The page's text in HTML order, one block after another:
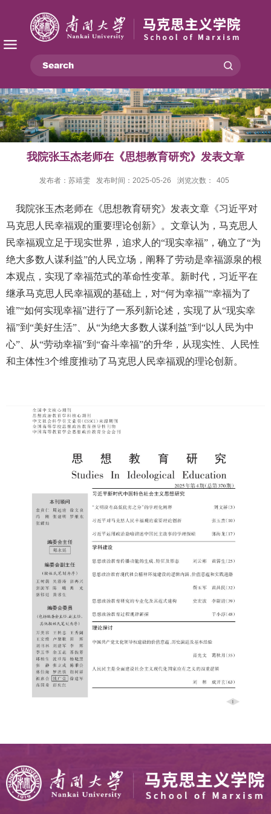
我院张玉杰老师在《思想教育研究》发表文章
发布者：苏靖雯 发布时间：2025-05-26 浏览次数： 405
我院张玉杰老师在《思想教育研究》发表文章《习近平对
马克思人民幸福观的重要理论创新》。文章认为，马克思人
民幸福观立足于现实世界，追求人的“现实幸福”，确立了“为
绝大多数人谋利益”的人民立场，阐释了劳动是幸福源泉的根
本观点，实现了幸福范式的革命性变革。新时代，习近平在
继承马克思人民幸福观的基础上，对“何为幸福”“幸福为了
谁”“如何实现幸福”进行了一系列新论述，实现了从“现实幸
福”到“美好生活”、从“为绝大多数人谋利益”到“以人民为中
心”、从“劳动幸福”到“奋斗幸福”的升华，从现实性、人民性
和主体性3个维度推动了马克思人民幸福观的理论创新。